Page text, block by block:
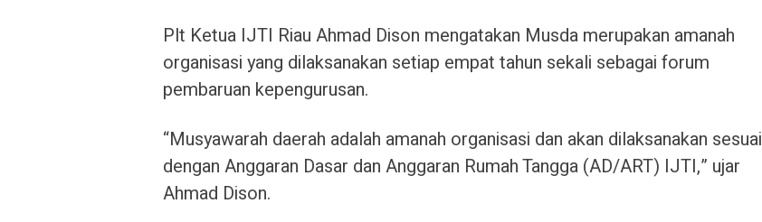
Plt Ketua IJTI Riau Ahmad Dison mengatakan Musda merupakan amanah
organisasi yang dilaksanakan setiap empat tahun sekali sebagai forum
pembaruan kepengurusan.
“Musyawarah daerah adalah amanah organisasi dan akan dilaksanakan sesuai
dengan Anggaran Dasar dan Anggaran Rumah Tangga (AD/ART) IJTI,” ujar
Ahmad Dison.